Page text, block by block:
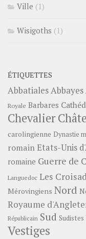
Ville (1)
Wisigoths (1)
ÉTIQUETTES
Abbatiales Abbayes
Royale Barbares
Chevalier
carolingienne Dynastie
romainEtats-Unis
romaine Guerre de
Languedoc Les
Mérovingiens Nord
Royaume
Républicain Sud Sudistes
Vestiges